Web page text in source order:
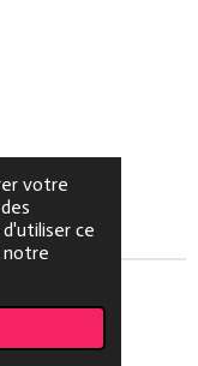
votre
ce
notre